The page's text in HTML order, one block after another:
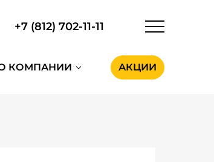
+7 (812) 702-11-11
КОМПАНИИ АКЦИИ